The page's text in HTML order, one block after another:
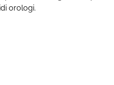
orologi.